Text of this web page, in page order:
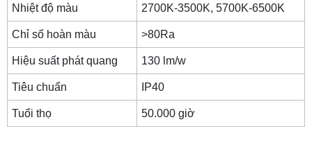
Nhiệt độ màu 2700K-3500K, 5700K-6500K
Chỉ số hoàn màu >80Ra
Hiệu suất phát quang 130 lm/w
Tiêu chuẩn IP40
Tuổi thọ 50.000 giờ